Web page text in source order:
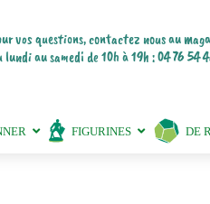
vos questions, contactez nous au
lundi au samedi de 10h à 19h : 04 76 54
FIGURINES DE